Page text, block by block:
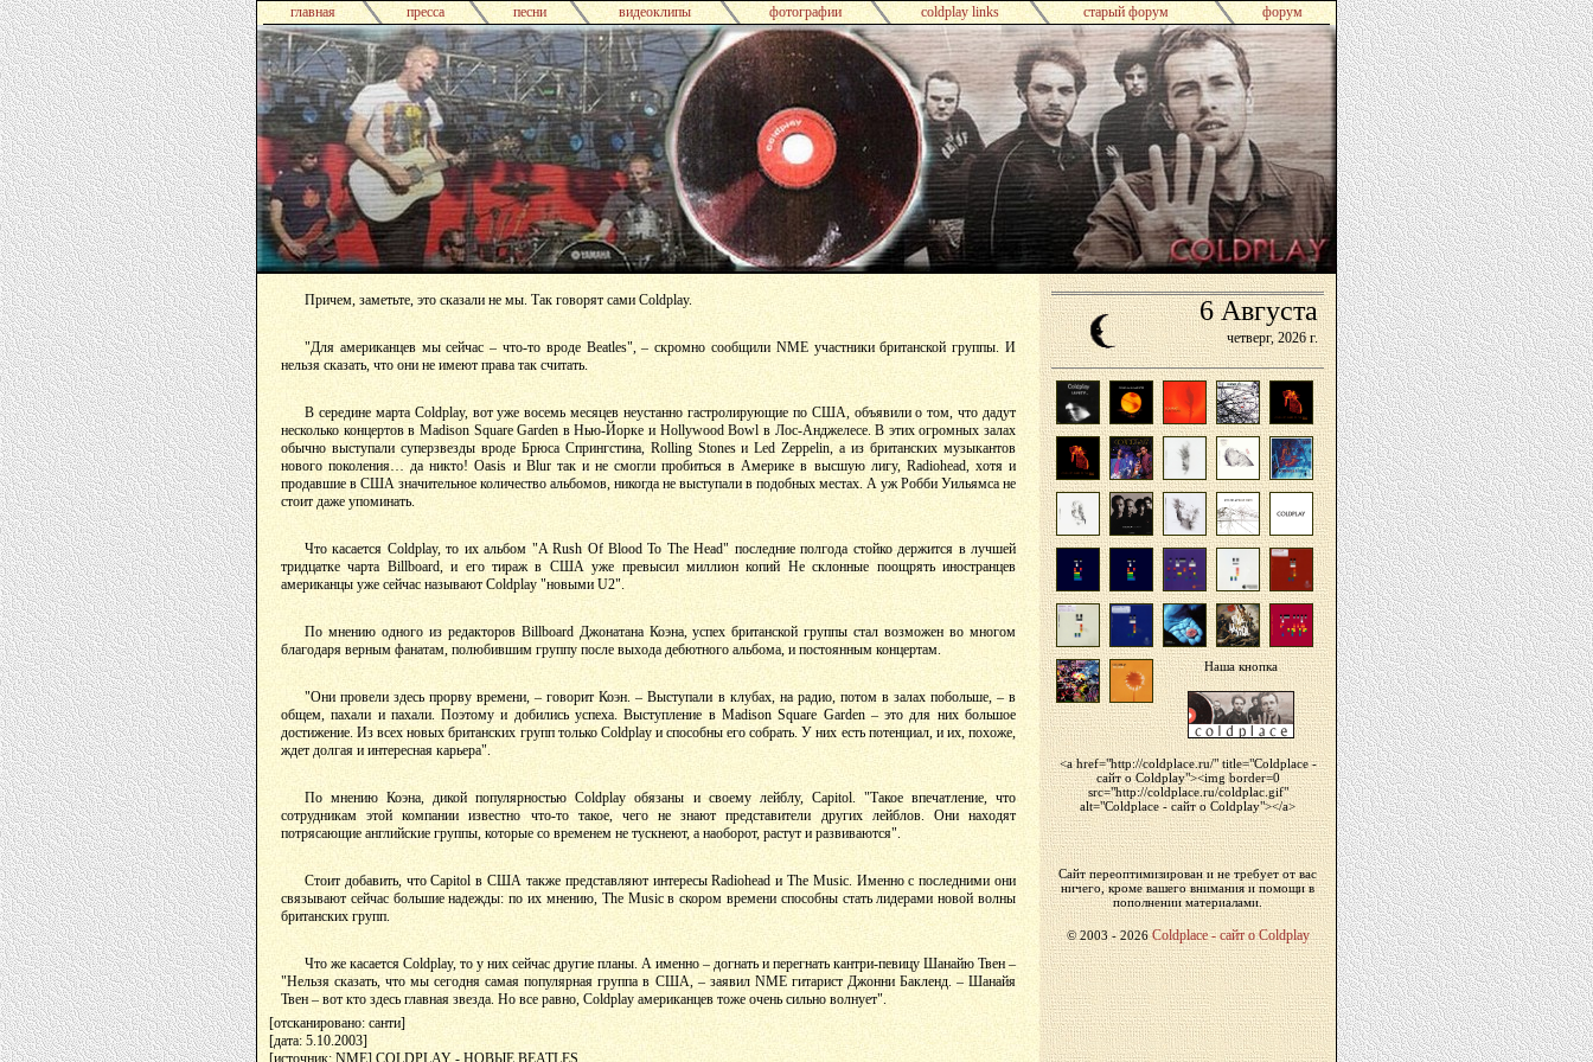
главная пресса песни видеоклипы фотографии coldplay links старый форум форум
6Августа
четверг,2026 г.
Наша кнопка
<a href="http://coldplace.ru/" title="Сoldplace -
сайт о Coldplay"><img border=0
src="http://coldplace.ru/coldplac.gif"
alt="Сoldplace - сайт о Coldplay"></a>
Сайт переоптимизирован и не требует от вас
ничего, кроме вашего внимания и помощи в
пополнении материалами.
© 2003 -2026Сoldplace - сайт о Coldplay
Причем, заметьте, это сказали не мы. Так говорят сами Coldplay.
"Для американцев мы сейчас – что-то вроде Beatles", – скромно сообщили NME участники британской группы. И
нельзя сказать, что они не имеют права так считать.
В середине марта Coldplay, вот уже восемь месяцев неустанно гастролирующие по США, объявили о том, что дадут
несколько концертов в Madison Square Garden в Нью-Йорке и Hollywood Bowl в Лос-Анджелесе. В этих огромных залах
обычно выступали суперзвезды вроде Брюса Спрингстина, Rolling Stones и Led Zeppelin, а из британских музыкантов
нового поколения… да никто! Oasis и Blur так и не смогли пробиться в Америке в высшую лигу, Radiohead, хотя и
продавшие в США значительное количество альбомов, никогда не выступали в подобных местах. А уж Робби Уильямса не
стоит даже упоминать.
Что касается Coldplay, то их альбом "A Rush Of Blood То The Head" последние полгода стойко держится в лучшей
тридцатке чарта Billboard, и его тираж в США уже превысил миллион копий Не склонные поощрять иностранцев
американцы уже сейчас называют Coldplay "новыми U2".
По мнению одного из редакторов Billboard Джонатана Коэна, успех британской группы стал возможен во многом
благодаря верным фанатам, полюбившим группу после выхода дебютного альбома, и постоянным концертам.
"Они провели здесь прорву времени, – говорит Коэн. – Выступали в клубах, на радио, потом в залах побольше, – в
общем, пахали и пахали. Поэтому и добились успеха. Выступление в Madison Square Garden – это для них большое
достижение. Из всех новых британских групп только Coldplay и способны его собрать. У них есть потенциал, и их, похоже,
ждет долгая и интересная карьера".
По мнению Коэна, дикой популярностью Coldplay обязаны и своему лейблу, Capitol. "Такое впечатление, что
сотрудникам этой компании известно что-то такое, чего не знают представители других лейблов. Они находят
потрясающие английские группы, которые со временем не тускнеют, а наоборот, растут и развиваются".
Стоит добавить, что Capitol в США также представляют интересы Radiohead и The Music. Именно с последними они
связывают сейчас большие надежды: по их мнению, The Music в скором времени способны стать лидерами новой волны
британских групп.
Что же касается Coldplay, то у них сейчас другие планы. А именно – догнать и перегнать кантри-певицу Шанайю Твен –
"Нельзя сказать, что мы сегодня самая популярная группа в США, – заявил NME гитарист Джонни Бакленд. – Шанайя
Твен – вот кто здесь главная звезда. Но все равно, Coldplay американцев тоже очень сильно волнует".
[отсканировано: санти]
[дата: 5.10.2003]
[источник: NME] COLDPLAY - НОВЫЕ BEATLES